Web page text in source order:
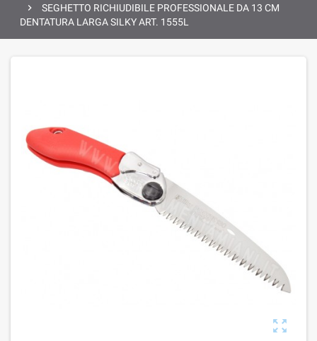

SEGHETTO RICHIUDIBILE PROFESSIONALE DA 13 CM
DENTATURA LARGA SILKY ART. 1555L
